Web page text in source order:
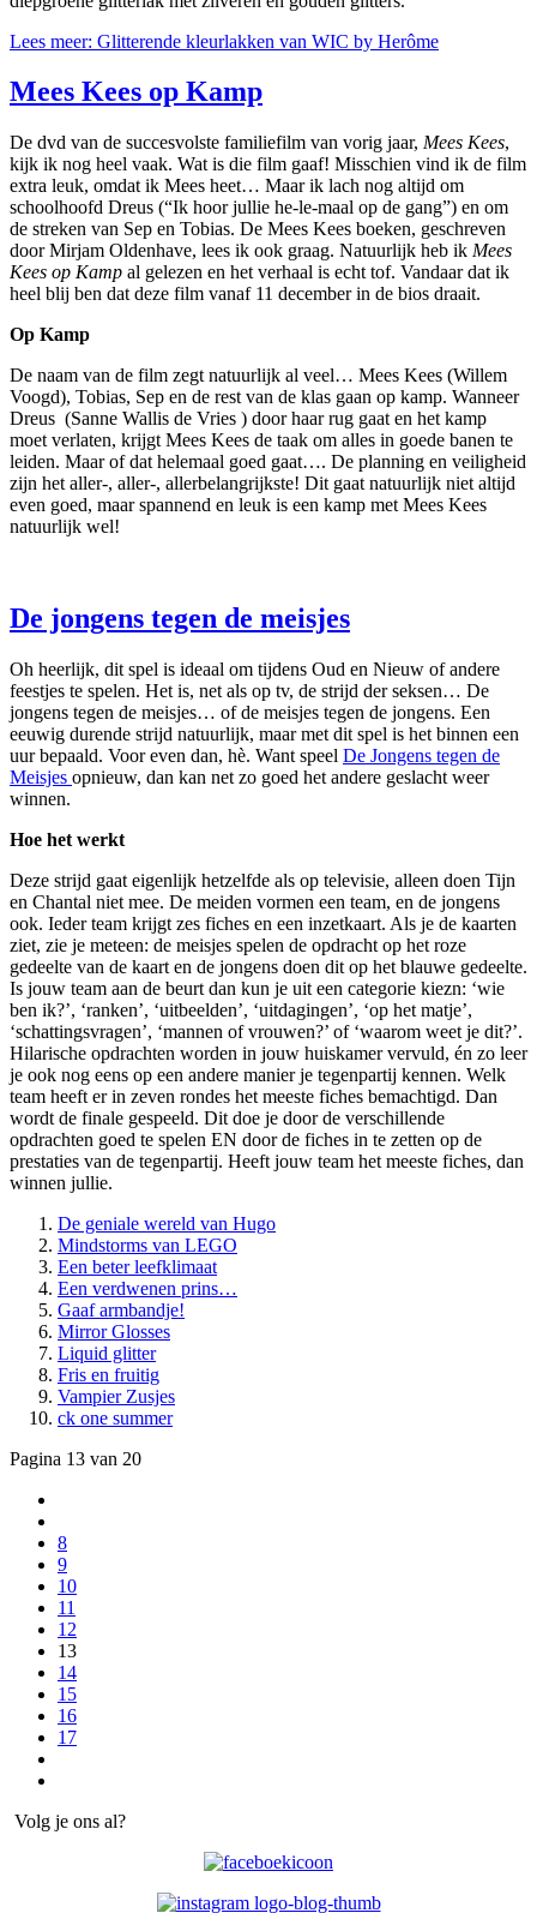
Lees meer: Glitterende kleurlakken van WIC by Herôme
Mees Kees op Kamp
De dvd van de succesvolste familiefilm van vorig jaar, Mees Kees,
kijk ik nog heel vaak. Wat is die film gaaf! Misschien vind ik de film
extra leuk, omdat ik Mees heet… Maar ik lach nog altijd om
schoolhoofd Dreus (“Ik hoor jullie he-le-maal op de gang”) en om
de streken van Sep en Tobias. De Mees Kees boeken, geschreven
door Mirjam Oldenhave, lees ik ook graag. Natuurlijk heb ik Mees
Kees op Kamp al gelezen en het verhaal is echt tof. Vandaar dat ik
heel blij ben dat deze film vanaf 11 december in de bios draait.
Op Kamp
De naam van de film zegt natuurlijk al veel… Mees Kees (Willem
Voogd), Tobias, Sep en de rest van de klas gaan op kamp. Wanneer
Dreus (Sanne Wallis de Vries ) door haar rug gaat en het kamp
moet verlaten, krijgt Mees Kees de taak om alles in goede banen te
leiden. Maar of dat helemaal goed gaat…. De planning en veiligheid
zijn het aller-, aller-, allerbelangrijkste! Dit gaat natuurlijk niet altijd
even goed, maar spannend en leuk is een kamp met Mees Kees
natuurlijk wel!
De jongens tegen de meisjes
Oh heerlijk, dit spel is ideaal om tijdens Oud en Nieuw of andere
feestjes te spelen. Het is, net als op tv, de strijd der seksen… De
jongens tegen de meisjes… of de meisjes tegen de jongens. Een
eeuwig durende strijd natuurlijk, maar met dit spel is het binnen een
uur bepaald. Voor even dan, hè. Want speel De Jongens tegen de
Meisjes opnieuw, dan kan net zo goed het andere geslacht weer
winnen.
Hoe het werkt
Deze strijd gaat eigenlijk hetzelfde als op televisie, alleen doen Tijn
en Chantal niet mee. De meiden vormen een team, en de jongens
ook. Ieder team krijgt zes fiches en een inzetkaart. Als je de kaarten
ziet, zie je meteen: de meisjes spelen de opdracht op het roze
gedeelte van de kaart en de jongens doen dit op het blauwe gedeelte.
Is jouw team aan de beurt dan kun je uit een categorie kiezn: ‘wie
ben ik?’, ‘ranken’, ‘uitbeelden’, ‘uitdagingen’, ‘op het matje’,
‘schattingsvragen’, ‘mannen of vrouwen?’ of ‘waarom weet je dit?’.
Hilarische opdrachten worden in jouw huiskamer vervuld, én zo leer
je ook nog eens op een andere manier je tegenpartij kennen. Welk
team heeft er in zeven rondes het meeste fiches bemachtigd. Dan
wordt de finale gespeeld. Dit doe je door de verschillende
opdrachten goed te spelen EN door de fiches in te zetten op de
prestaties van de tegenpartij. Heeft jouw team het meeste fiches, dan
winnen jullie.
De geniale wereld van Hugo
Mindstorms van LEGO
Een beter leefklimaat
Een verdwenen prins…
Gaaf armbandje!
Mirror Glosses
Liquid glitter
Fris en fruitig
Vampier Zusjes
ck one summer
Pagina 13 van 20
8
9
10
11
12
13
14
15
16
17
Volg je ons al?